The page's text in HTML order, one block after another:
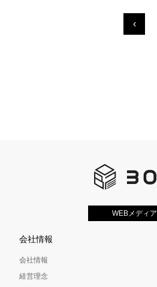
‹
WEBメディア
会社情報
会社情報
経営理念